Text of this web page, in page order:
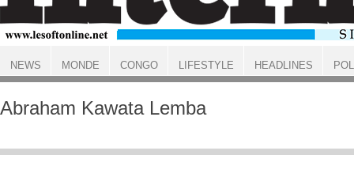
ACCUEIL
Abraham Kawata Lemba
NEWS MONDE CONGO LIFESTYLE HEADLINES